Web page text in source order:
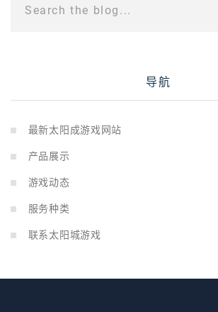
Search the blog...
导航
最新太阳成游戏网站
产品展示
游戏动态
服务种类
联系太阳城游戏